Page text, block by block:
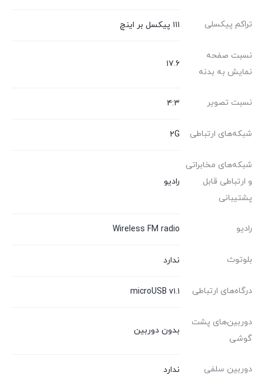
تراکم پیکسلی ۱۱۱ پیکسل بر اینچ
نسبت صفحه‌
نمایش به بدنه
۱۷.۶
نسبت تصویر ۴:۳
شبکه‌های ارتباطی ۲G
شبکه‌های مخابراتی
و ارتباطی قابل
پشتیبانی
رادیو
رادیو Wireless FM radio
بلوتوث ندارد
درگاه‌های ارتباطی microUSB v۱.۱
دوربین‌های پشت
گوشی
بدون دوربین
دوربین سلفی ندارد